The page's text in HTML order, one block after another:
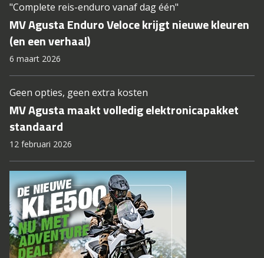
"Complete reis-enduro vanaf dag één"
MV Agusta Enduro Veloce krijgt nieuwe kleuren
(en een verhaal)
6 maart 2026
Geen opties, geen extra kosten
MV Agusta maakt volledig elektronicapakket
standaard
12 februari 2026